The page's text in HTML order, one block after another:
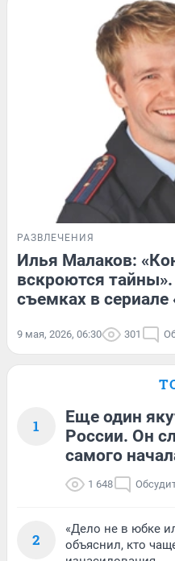
РАЗВЛЕЧЕНИЯ
Илья Малаков:
вскроются
съемках в сериале
9 мая, 2026, 06:30 301
1
Еще один
России. Он
самого
1 648
2
«Дело не в юбке
объяснил, кто